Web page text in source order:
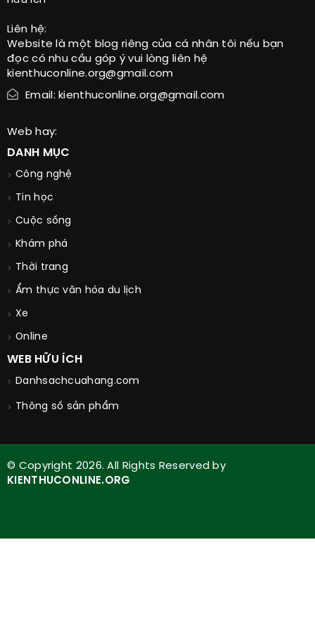
Liên hệ:
Website là một blog riêng của cá nhân tôi nếu bạn
đọc có nhu cầu góp ý vui lòng liên hệ
kienthuconline.org@gmail.com
Email: kienthuconline.org@gmail.com
Web hay:
DANH MỤC
Công nghệ
Tin học
Cuộc sống
Khám phá
Thời trang
Ẩm thực văn hóa du lịch
Xe
Online
WEB HỮU ÍCH
Danhsachcuahang.com
Thông số sản phẩm
© Copyright 2026. All Rights Reserved by
KIENTHUCONLINE.ORG